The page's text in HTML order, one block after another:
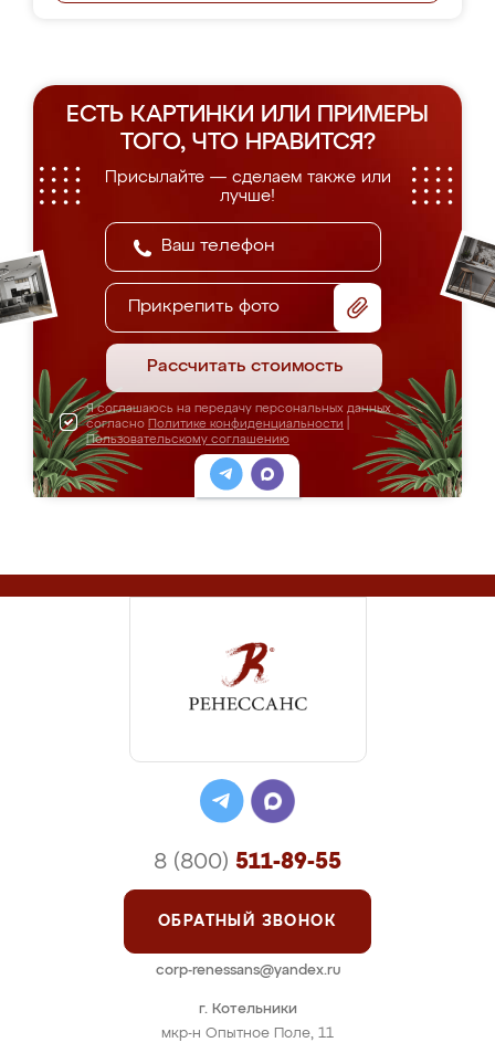
ЕСТЬ КАРТИНКИ ИЛИ ПРИМЕРЫ
ТОГО, ЧТО НРАВИТСЯ?
Присылайте — сделаем также или
лучше!
Прикрепить фото
Рассчитать стоимость
Я соглашаюсь на передачу персональных данных
согласно Политике конфиденциальности
Пользовательскому соглашению
г. Котельники
мкр-н Опытное Поле, 11
8 (800) 511-89-55
ОБРАТНЫЙ ЗВОНОК
corp-renessans@yandex.ru